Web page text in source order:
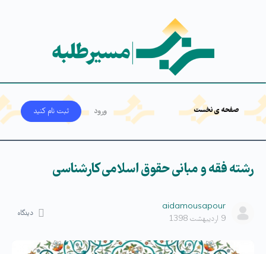
صفحه ی نخست
فرهنگیان درباره ما
ورود ثبت‌ نام کنید
رشته فقه و مبانی حقوق اسلامی کارشناسی
aidamousapour
9 اردیبهشت 1398
دیدگاه